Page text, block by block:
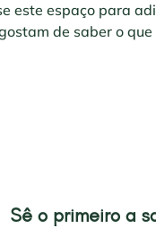
este espaço para
de saber o
Sê o primeiro a